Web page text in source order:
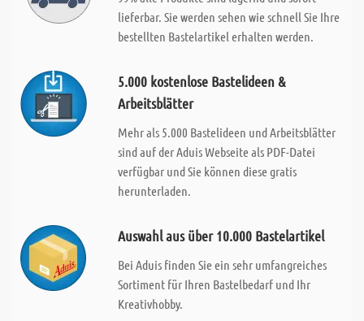
lieferbar. Sie werden sehen wie schnell Sie Ihre
bestellten Bastelartikel erhalten werden.
5.000 kostenlose Bastelideen &
Arbeitsblätter
Mehr als 5.000 Bastelideen und Arbeitsblätter
sind auf der Aduis Webseite als PDF-Datei
verfügbar und Sie können diese gratis
herunterladen.
Auswahl aus über 10.000 Bastelartikel
Bei Aduis finden Sie ein sehr umfangreiches
Sortiment für Ihren Bastelbedarf und Ihr
Kreativhobby.